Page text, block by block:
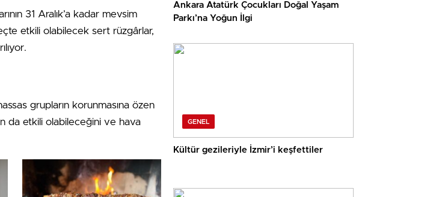
31 Aralık’a kadar mevsim
etkili olabilecek sert rüzgârlar,
grupların korunmasına özen
da etkili olabileceğini ve hava
Ankara Atatürk Çocukları Doğal Yaşam
Parkı’na Yoğun İlgi
GENEL
Kültür gezileriyle İzmir’i keşfettiler